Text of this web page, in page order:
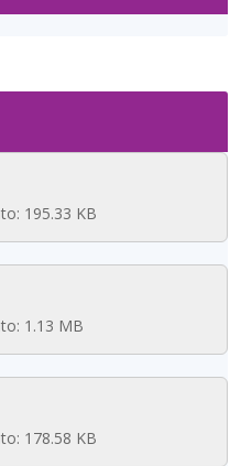
195.33 KB
1.13 MB
178.58 KB